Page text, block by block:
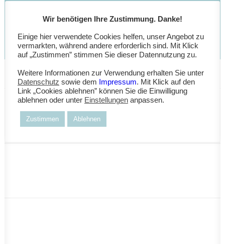
Wir benötigen Ihre Zustimmung. Danke!
Einige hier verwendete Cookies helfen, unser Angebot zu
vermarkten, während andere erforderlich sind. Mit Klick
auf „Zustimmen” stimmen Sie dieser Datennutzung zu.
Weitere Informationen zur Verwendung erhalten Sie unter
Datenschutz sowie dem Impressum. Mit Klick auf den
Link „Cookies ablehnen” können Sie die Einwilligung
ablehnen oder unter Einstellungen anpassen.
Zustimmen Ablehnen